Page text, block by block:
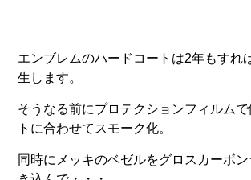
エンブレムのハードコートは2年もすれ
生します。
そうなる前にプロテクションフィルム
トに合わせてスモーク化。
同時にメッキのベゼルをグロスカーボ